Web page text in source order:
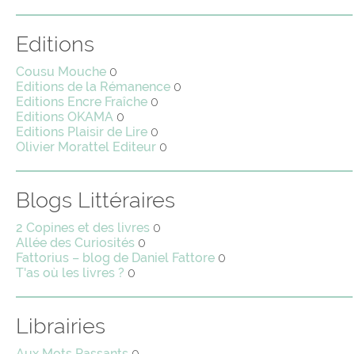
Editions
Cousu Mouche 0
Editions de la Rémanence 0
Editions Encre Fraîche 0
Editions OKAMA 0
Editions Plaisir de Lire 0
Olivier Morattel Editeur 0
Blogs Littéraires
2 Copines et des livres 0
Allée des Curiosités 0
Fattorius – blog de Daniel Fattore 0
T'as où les livres ? 0
Librairies